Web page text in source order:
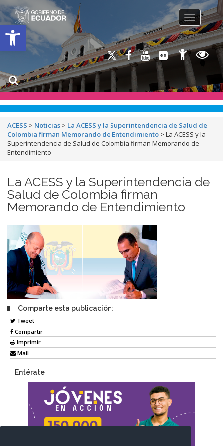
Open toolbar
Toggle
ACESS > Noticias > La ACESS y la Superintendencia de Salud de
Colombia firman Memorando de Entendimiento > La ACESS y la
Superintendencia de Salud de Colombia firman Memorando de
Entendimiento
La ACESS y la Superintendencia de
Salud de Colombia firman
Memorando de Entendimiento
Comparte esta publicación:
Tweet
Compartir
Imprimir
Mail
Entérate